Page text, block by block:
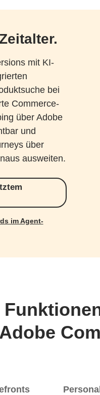
mit KI-
bei
Commerce-
über Adobe
und
über
ausweiten.
im Agent-
Adobe